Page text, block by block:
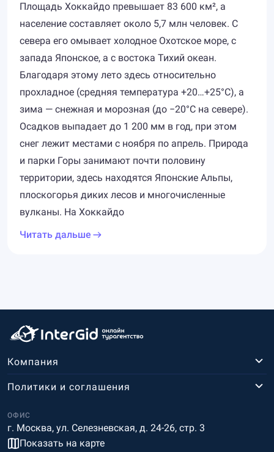
Площадь Хоккайдо превышает 83 600 км², а
население составляет около 5,7 млн человек. С
севера его омывает холодное Охотское море, с
запада Японское, а с востока Тихий океан.
Благодаря этому лето здесь относительно
прохладное (средняя температура +20…+25°C), а
зима — снежная и морозная (до −20°C на севере).
Осадков выпадает до 1 200 мм в год, при этом
снег лежит местами с ноября по апрель. Природа
и парки Горы занимают почти половину
территории, здесь находятся Японские Альпы,
плоскогорья диких лесов и многочисленные
вулканы. На Хоккайдо
Читать дальше
Компания
ОФИС
г. Москва, ул. Селезневская, д. 24-26, стр. 3
Показать на карте
Политики и соглашения